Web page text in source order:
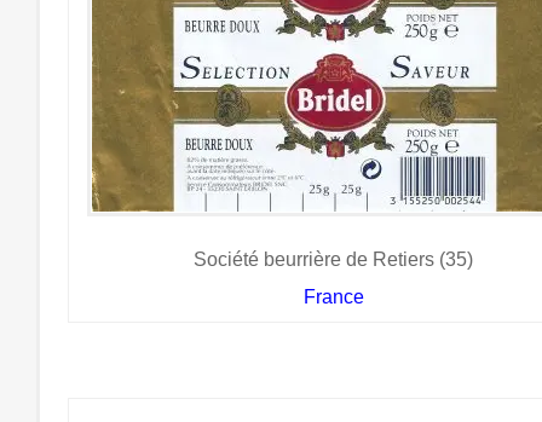
Société beurrière de Retiers (35)
France